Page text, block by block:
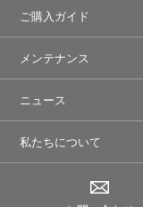
ご購入ガイド
メンテナンス
ニュース
私たちについて